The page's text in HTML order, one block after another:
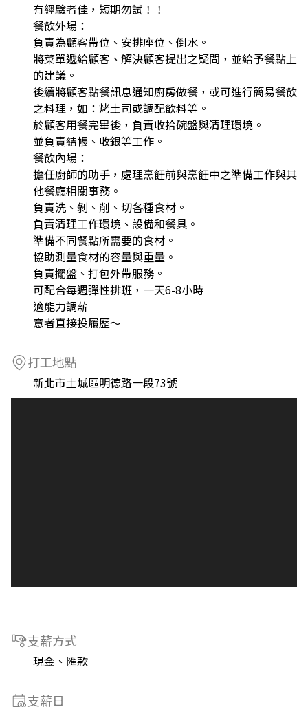
有經驗者佳，短期勿試！！
餐飲外場：
負責為顧客帶位、安排座位、倒水。
將菜單遞給顧客、解決顧客提出之疑問，並給予餐點上
的建議。
後續將顧客點餐訊息通知廚房做餐，或可進行簡易餐飲
之料理，如：烤土司或調配飲料等。
於顧客用餐完畢後，負責收拾碗盤與清理環境。
並負責結帳、收銀等工作。
餐飲內場：
擔任廚師的助手，處理烹飪前與烹飪中之準備工作與其
他餐廳相關事務。
負責洗、剝、削、切各種食材。
負責清理工作環境、設備和餐具。
準備不同餐點所需要的食材。
協助測量食材的容量與重量。
負責擺盤、打包外帶服務。
可配合每週彈性排班，一天6-8小時
適能力調薪
意者直接投履歷～
打工地點
新北市土城區明德路一段73號
支薪方式
現金、匯款
支薪日